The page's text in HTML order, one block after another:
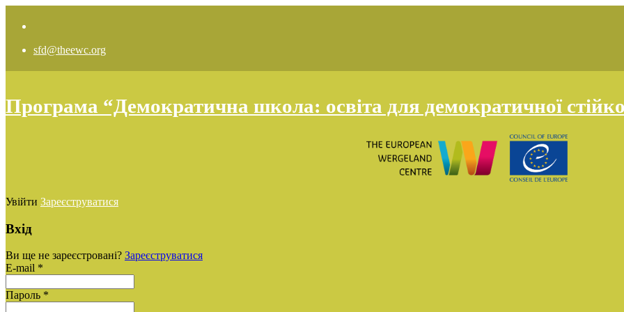
sfd@theewc.org
Програма “Демократична школа: освіта для демократичної
Увійти Зареєструватися
Вхід
Ви ще не зареєстровані? Зареєструватися
E-mail *
Пароль *